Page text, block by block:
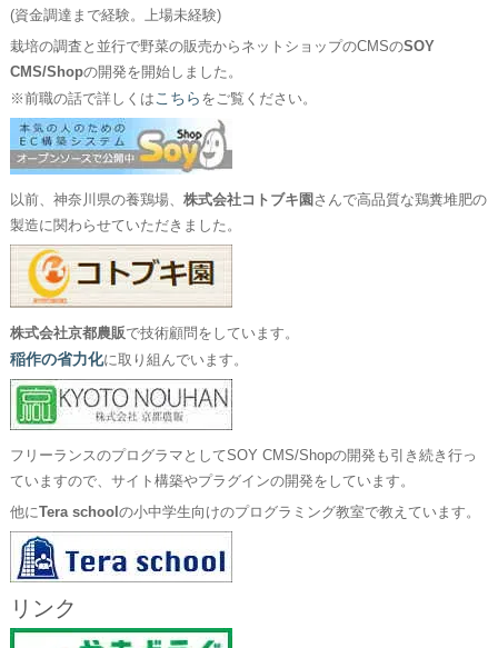
(資金調達まで経験。上場未経験)
栽培の調査と並行で野菜の販売からネットショップのCMSのSOY
CMS/Shopの開発を開始しました。
※前職の話で詳しくはこちら をご覧ください。
以前、神奈川県の養鶏場、 株式会社コトブキ園 さんで高品質な鶏糞堆肥の
製造に関わらせていただきました。
株式会社京都農販で技術顧問をしています。
稲作の省力化に取り組んでいます。
フリーランスのプログラマとしてSOY CMS/Shopの開発も引き続き行っ
ていますので、サイト構築やプラグインの開発をしています。
他にTera school の小中学生向けのプログラミング教室で教えています。
リンク